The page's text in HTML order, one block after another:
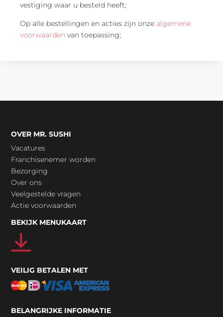
vestiging waar u besteld heeft;
Op alle bestellingen en acties zijn onze algemene
voorwaarden van toepassing;
OVER MR. SUSHI
Vacatures
Franchisenemer worden
Bezorging
Over ons
Veelgestelde vragen
Actie voorwaarden
BEKIJK MENUKAART
VEILIG BETALEN MET
BELANGRIJKE INFORMATIE